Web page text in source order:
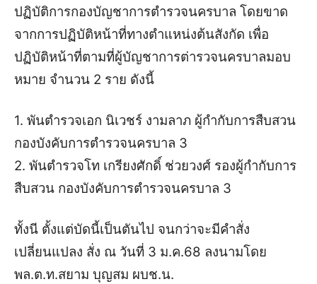
ปฏิบัติการกองบัญชาการตำรวจนครบาล โดยขาด
จากการปฏิบัติหน้าที่ทางตำแหน่งต้นสังกัด เพื่อ
ปฏิบัติหน้าที่ตามที่ผู้บัญชาการต่ารวจนครบาลมอบ
หมาย จำนวน 2 ราย ดังนี้
1. พันตํารวจเอก นิเวชร์ งามลาภ ผู้กำกับการสืบสวน
กองบังคับการตํารวจนครบาล 3
2. พันตํารวจโท เกรียงศักดิ์ ช่วยวงศ์ รองผู้กํากับการ
สืบสวน กองบังคับการตํารวจนครบาล 3
ทั้งนี ตั้งแต่บัดนี้เป็นตันไป จนกว่าจะมีคำสั่ง
เปลี่ยนแปลง สั่ง ณ วันที่ 3 ม.ค.68 ลงนามโดย
พล.ต.ท.สยาม บุญสม ผบช.น.